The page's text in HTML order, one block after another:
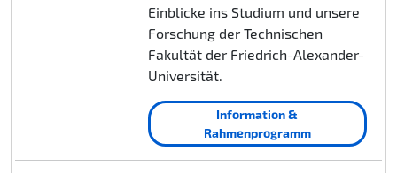
Einblicke ins Studium und unsere
Forschung der Technischen
Fakultät der Friedrich-Alexander-
Universität.
Information &
Rahmenprogramm